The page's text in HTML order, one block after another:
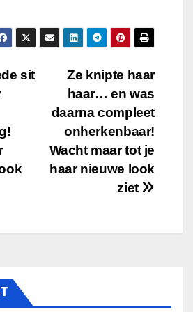
Ze knipte haar
haar… en was
daarna compleet
onherkenbaar!
Wacht maar tot je
haar nieuwe look
ziet
sit